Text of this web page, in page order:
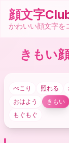
顔文字
かわいい顔文字を
きもい
ぺこり 照れる
おはよう
きもい
もぐもぐ